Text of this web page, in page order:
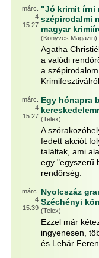
márc.
4
15:27
"Jó krimit írni
szépirodalmi
magyar
(Könyves Magazin)
Agatha
a valódi
a
Krimifesztiválról.
márc.
4
15:27
Egy hónapra
(Telex)
A
fedett akciót
találtak, ami
egy "egyszerű
rendőrség.
márc.
4
15:39
Nyolcszáz
Széchényi
(Telex)
Ezzel már
ingyenesen,
és Lehár